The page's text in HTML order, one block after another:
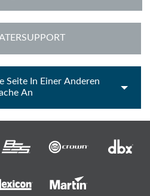
Seite In Einer Anderen
An